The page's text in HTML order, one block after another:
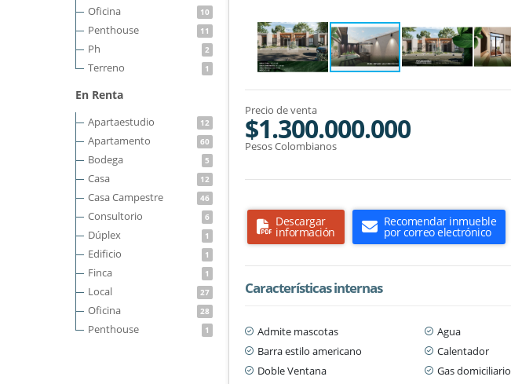
Oficina 10
Penthouse 11
Ph 2
Terreno 1
En Renta
Apartaestudio 12
Apartamento 60
Bodega 5
Casa 12
Casa Campestre 46
Consultorio 6
Dúplex 1
Edificio 1
Finca 1
Local 27
Oficina 28
Penthouse 1
Precio de venta
$1.300.000.000
Pesos Colombianos
Descargar
información
Recomendar inmueble
por correo electrónico
Características internas
Admite mascotas Agua
Barra estilo americano
Calentador
Doble Ventana
Gas domiciliario